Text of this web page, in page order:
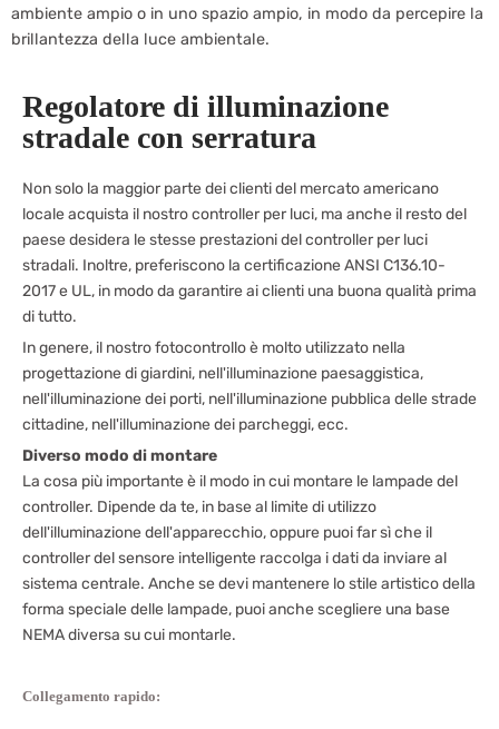
ambiente ampio o in uno spazio ampio, in modo da percepire la
brillantezza della luce ambientale.
Regolatore di illuminazione
stradale con serratura
Non solo la maggior parte dei clienti del mercato americano
locale acquista il nostro controller per luci, ma anche il resto del
paese desidera le stesse prestazioni del controller per luci
stradali. Inoltre, preferiscono la certificazione ANSI C136.10-
2017 e UL, in modo da garantire ai clienti una buona qualità prima
di tutto.
In genere, il nostro fotocontrollo è molto utilizzato nella
progettazione di giardini, nell'illuminazione paesaggistica,
nell'illuminazione dei porti, nell'illuminazione pubblica delle strade
cittadine, nell'illuminazione dei parcheggi, ecc.
Diverso modo di montare
La cosa più importante è il modo in cui montare le lampade del
controller. Dipende da te, in base al limite di utilizzo
dell'illuminazione dell'apparecchio, oppure puoi far sì che il
controller del sensore intelligente raccolga i dati da inviare al
sistema centrale. Anche se devi mantenere lo stile artistico della
forma speciale delle lampade, puoi anche scegliere una base
NEMA diversa su cui montarle.
Collegamento rapido: